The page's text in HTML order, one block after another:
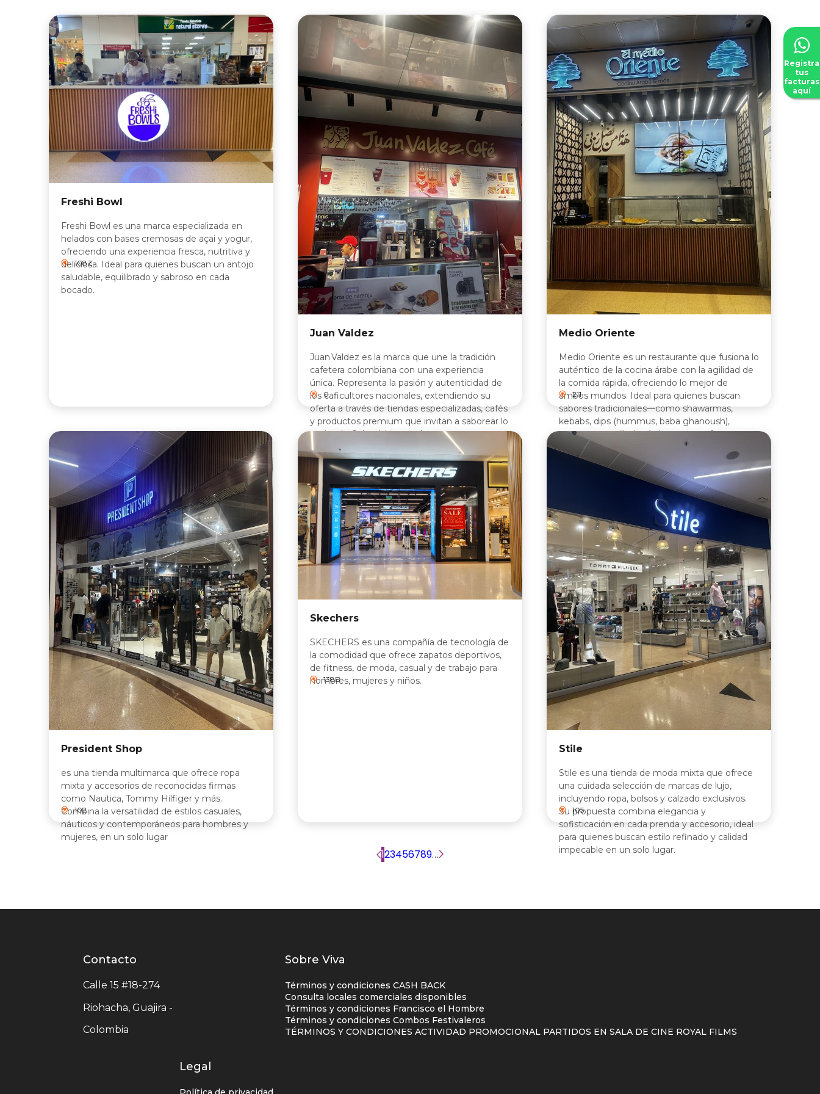
Freshi Bowl
Freshi Bowl es una marca especializada en
helados con bases cremosas de açai y yogur,
ofreciendo una experiencia fresca, nutritiva y
deliciosa. Ideal para quienes buscan un antojo
saludable, equilibrado y sabroso en cada
bocado.
108Z
Juan Valdez
Juan Valdez es la marca que une la tradición
cafetera colombiana con una experiencia
única. Representa la pasión y autenticidad de
los caficultores nacionales, extendiendo su
oferta a través de tiendas especializadas, cafés
y productos premium que invitan a saborear lo
mejor de Colombia en cada taza.
0
Medio Oriente
Medio Oriente es un restaurante que fusiona lo
auténtico de la cocina árabe con la agilidad de
la comida rápida, ofreciendo lo mejor de
ambos mundos. Ideal para quienes buscan
sabores tradicionales—como shawarmas,
kebabs, dips (hummus, baba ghanoush),
mezzes y parrilladas árabes—en un formato
accesible y conveniente.
211
President Shop
es una tienda multimarca que ofrece ropa
mixta y accesorios de reconocidas firmas
como Nautica, Tommy Hilfiger y más.
Combina la versatilidad de estilos casuales,
náuticos y contemporáneos para hombres y
mujeres, en un solo lugar
102
Skechers
SKECHERS es una compañía de tecnología de
la comodidad que ofrece zapatos deportivos,
de fitness, de moda, casual y de trabajo para
hombres, mujeres y niños.
138B
Stile
Stile es una tienda de moda mixta que ofrece
una cuidada selección de marcas de lujo,
incluyendo ropa, bolsos y calzado exclusivos.
Su propuesta combina elegancia y
sofisticación en cada prenda y accesorio, ideal
para quienes buscan estilo refinado y calidad
impecable en un solo lugar.
105
Página
1Página
2Página
3Página
4Página
5Página
6Página
7Página
8Página
9…Siguiente
Contacto
centro
Contacto
Calle 15 #18-274
Riohacha, Guajira -
Colombia
Listados
enlaces
centro
comercial
columna
Sobre Viva
Términos y condiciones CASH BACK
Consulta locales comerciales disponibles
Términos y condiciones Francisco el Hombre
Términos y condiciones Combos Festivaleros
TÉRMINOS Y CONDICIONES ACTIVIDAD PROMOCIONAL PARTIDOS EN SALA DE CINE ROYAL FILMS
Legal
Registra
tus
facturas
aquí